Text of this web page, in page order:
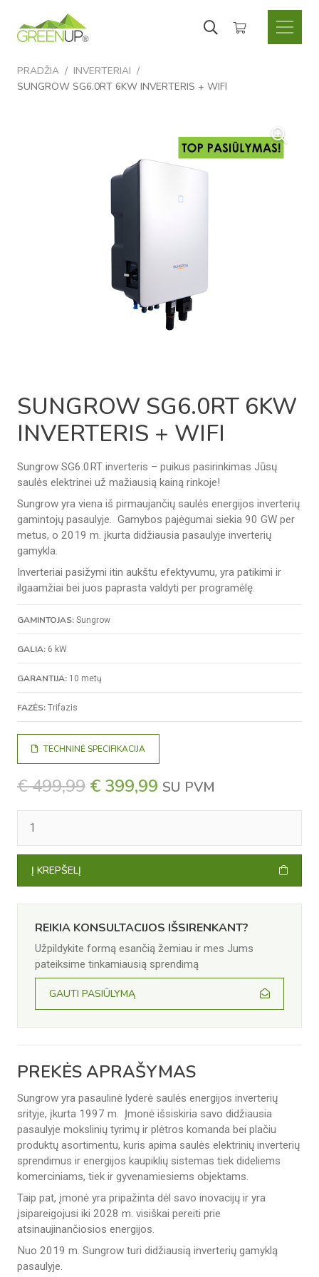
PRADŽIA / INVERTERIAI /
SUNGROW SG6.0RT 6KW INVERTERIS + WIFI
SUNGROW SG6.0RT 6KW
INVERTERIS + WIFI
Sungrow SG6.0RT inverteris – puikus pasirinkimas Jūsų
saulės elektrinei už mažiausią kainą rinkoje!
Sungrow yra viena iš pirmaujančių saulės energijos inverterių
gamintojų pasaulyje. Gamybos pajėgumai siekia 90 GW per
metus, o 2019 m. įkurta didžiausia pasaulyje inverterių
gamykla.
Inverteriai pasižymi itin aukštu efektyvumu, yra patikimi ir
ilgaamžiai bei juos paprasta valdyti per programėlę.
GAMINTOJAS: Sungrow
GALIA: 6 kW
GARANTIJA: 10 metų
FAZĖS: Trifazis
TECHNINĖ SPECIFIKACIJA
€499,99 ORIGINAL
PRICE
€ 499,99.
€ 399,99 CURRENT
PRICE
€ 399,99.
SU PVM
KIEKIS:
SG6.0RT
6KW
INVERTERIS
WIFI
Į KREPŠELĮ
REIKIA KONSULTACIJOS IŠSIRENKANT?
Užpildykite formą esančią žemiau ir mes Jums
pateiksime tinkamiausią sprendimą
GAUTI PASIŪLYMĄ
PREKĖS APRAŠYMAS
Sungrow yra pasaulinė lyderė saulės energijos inverterių
srityje, įkurta 1997 m. Įmonė išsiskiria savo didžiausia
pasaulyje mokslinių tyrimų ir plėtros komanda bei plačiu
produktų asortimentu, kuris apima saulės elektrinių inverterių
sprendimus ir energijos kaupiklių sistemas tiek dideliems
komerciniams, tiek ir gyvenamiesiems objektams.
Taip pat, įmonė yra pripažinta dėl savo inovacijų ir yra
įsipareigojusi iki 2028 m. visiškai pereiti prie
atsinaujinančiosios energijos.
Nuo 2019 m. Sungrow turi didžiausią inverterių gamyklą
pasaulyje.